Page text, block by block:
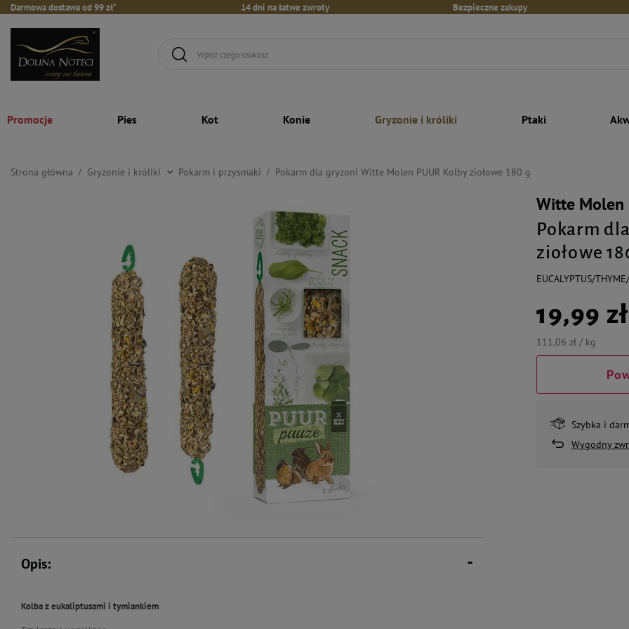
Darmowa dostawa od 99 zł* 14 dni na łatwe zwroty Bezpieczne zakupy
Promocje Pies Kot Konie Gryzonie i króliki Ptaki
Strona główna Gryzonie i króliki Pokarm i przysmaki Pokarm dla gryzoni Witte Molen PUUR Kolby ziołowe 180 g
Witte Molen
Pokarm
ziołowe
EUCALYPTUS/
19,99 zł
111,06 zł / kg
Szybka i
Wygodny
Opis:
Kolba z eukaliptusami i tymiankiem